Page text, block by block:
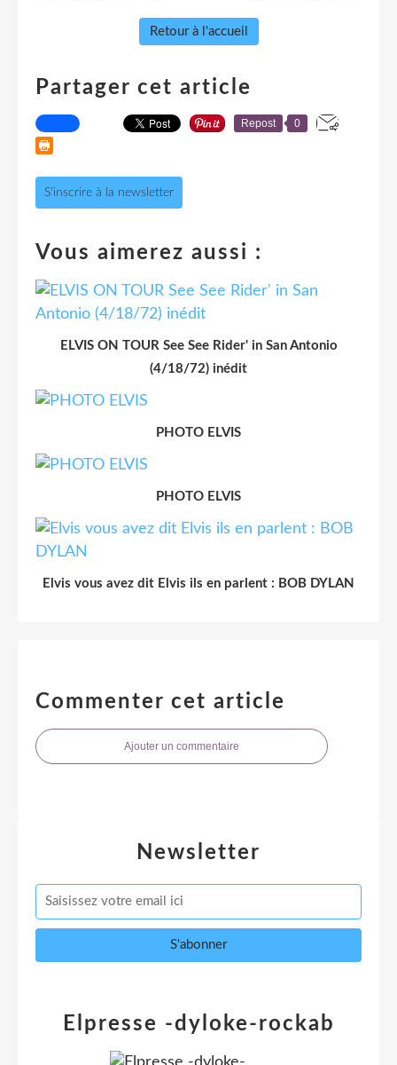
Retour à l'accueil
Partager cet article
Repost 0
S'inscrire à la newsletter
Vous aimerez aussi :
ELVIS ON TOUR See See Rider' in San Antonio
(4/18/72) inédit
PHOTO ELVIS
PHOTO ELVIS
Elvis vous avez dit Elvis ils en parlent : BOB DYLAN
Commenter cet article
Ajouter un commentaire
Newsletter
Elpresse -dyloke-rockab